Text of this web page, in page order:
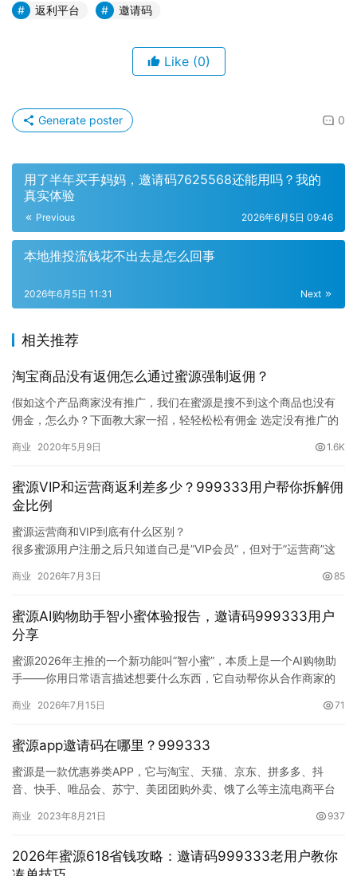
返利平台
邀请码
Like (0)
0
Generate poster
用了半年买手妈妈，邀请码7625568还能用吗？我的
真实体验
Previous 2026年6月5日 09:46
本地推投流钱花不出去是怎么回事
Next
2026年6月5日 11:31
相关推荐
淘宝商品没有返佣怎么通过蜜源强制返佣？
假如这个产品商家没有推广，我们在蜜源是搜不到这个商品也没有
佣金，怎么办？下面教大家一招，轻轻松松有佣金 选定没有推广的
APP…
商业 2020年5月9日 1.6K
蜜源VIP和运营商返利差多少？999333用户帮你拆解佣
金比例
蜜源运营商和VIP到底有什么区别？
很多蜜源用户注册之后只知道自己是”VIP会员”，但对于”运营商”这
不难？值不值得花精力去冲？这些问题我以前也纠结过，现在用了
在犹豫的人一个参考。
蜜源账号的…
商业 2026年7月3日 85
蜜源AI购物助手智小蜜体验报告，邀请码999333用户
分享
蜜源2026年主推的一个新功能叫”智小蜜”，本质上是一个AI购物助
手——你用日常语言描述想要什么东西，它自动帮你从合作商家的
了大概两周，说说实际的体验感受和踩过的一些坑。我注册蜜源时
智小蜜的入口在哪
…
商业 2026年7月15日 71
蜜源app邀请码在哪里？999333
蜜源是一款优惠券类APP，它与淘宝、天猫、京东、拼多多、抖
音、快手、唯品会、苏宁、美团团购外卖、饿了么等主流电商平台
和分享…
商业 2023年8月21日 937
2026年蜜源618省钱攻略：邀请码999333老用户教你